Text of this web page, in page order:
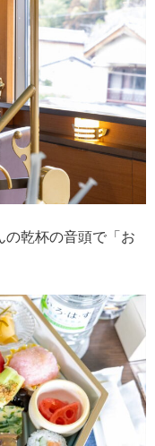
の乾杯の音頭で「お